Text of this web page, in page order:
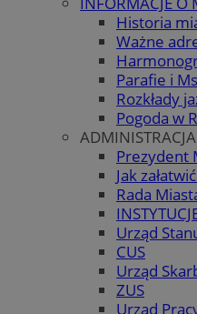
Historia
Ważne
Parafie i
Rozkłady
Pogoda w
ADMINISTRACJA
Prezydent
Jak
Rada
Urząd
CUS
Urząd
ZUS
Urząd